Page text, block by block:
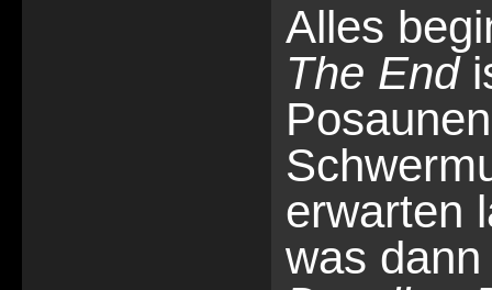
Alles
The End
erwarten
was